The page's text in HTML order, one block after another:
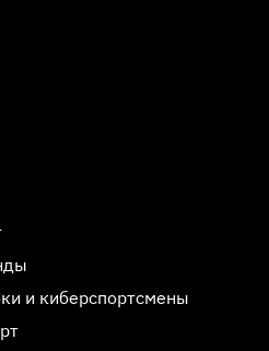
и киберспортсмены